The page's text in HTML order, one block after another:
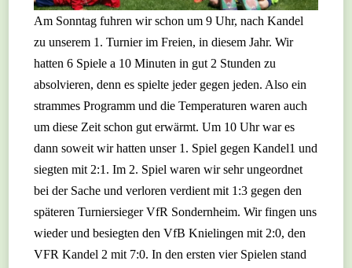
Am Sonntag fuhren wir schon um 9 Uhr, nach Kandel
zu unserem 1. Turnier im Freien, in diesem Jahr. Wir
hatten 6 Spiele a 10 Minuten in gut 2 Stunden zu
absolvieren, denn es spielte jeder gegen jeden. Also ein
strammes Programm und die Temperaturen waren auch
um diese Zeit schon gut erwärmt. Um 10 Uhr war es
dann soweit wir hatten unser 1. Spiel gegen Kandel1 und
siegten mit 2:1. Im 2. Spiel waren wir sehr ungeordnet
bei der Sache und verloren verdient mit 1:3 gegen den
späteren Turniersieger VfR Sondernheim. Wir fingen uns
wieder und besiegten den VfB Knielingen mit 2:0, den
VFR Kandel 2 mit 7:0. In den ersten vier Spielen stand